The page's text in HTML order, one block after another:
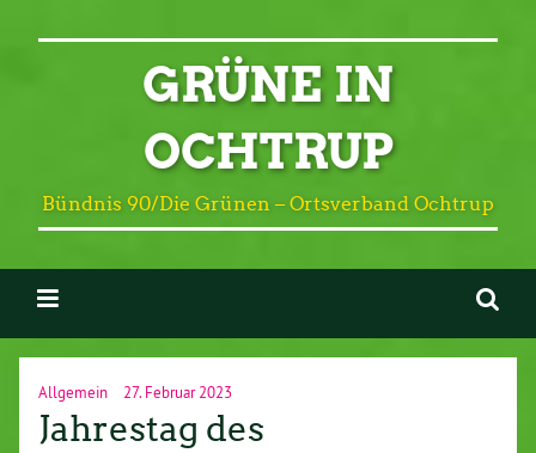
GRÜNE IN
OCHTRUP
Bündnis 90/Die Grünen – Ortsverband Ochtrup
Allgemein 27. Februar 2023
Jahrestag des